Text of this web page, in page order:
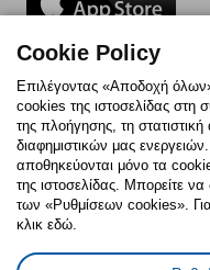
Follow us:
FacebookInstagram
TikTok
Πολιτική Cookies
Cookie Policy
Επιλέγοντας «Αποδοχή
cookies της ιστοσελίδας στη
της πλοήγησης, τη
διαφημιστικών μας
αποθηκεύονται μόνο τα
της ιστοσελίδας. Μπορείτε να
των «Ρυθμίσεων cookies».
κλικ εδώ.